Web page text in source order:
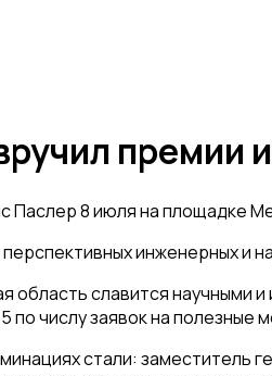
Паслер 8 июля на площадке
инженерных и
славится научными
по числу заявок на
стали: заместитель